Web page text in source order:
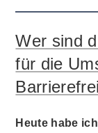
Wer sind
für die
Heute habe